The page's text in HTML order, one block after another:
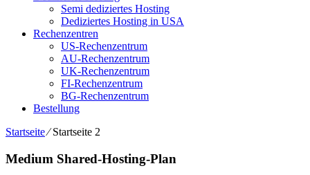
Semi dediziertes Hosting
Dediziertes Hosting in USA
Rechenzentren
US-Rechenzentrum
AU-Rechenzentrum
UK-Rechenzentrum
FI-Rechenzentrum
BG-Rechenzentrum
Bestellung
Startseite⁄Startseite 2
Medium Shared-Hosting-Plan